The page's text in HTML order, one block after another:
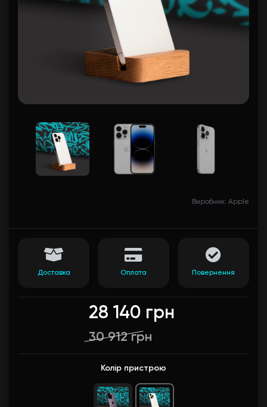
Виробник: Apple
28 140 грн
30 912 грн
Колір пристрою
Доставка Оплата Повернення